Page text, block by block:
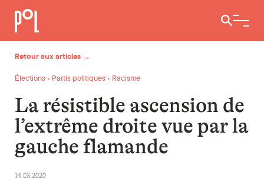
Ouvrir /
Retour aux articles →
Élections • Partis politiques • Racisme
La résistible ascension de
l’extrême droite vue par la
gauche flamande
14.03.2020